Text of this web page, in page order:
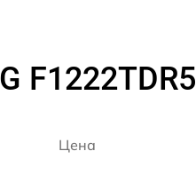
F1222TDR5
Цена